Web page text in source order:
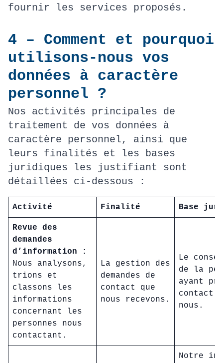
fournir les services proposés.
4 – Comment et pourquoi
utilisons-nous vos
données à caractère
personnel ?
Nos activités principales de
traitement de vos données à
caractère personnel, ainsi que
leurs finalités et les bases
juridiques les justifiant sont
détaillées ci-dessous :
Activité Finalité Base
Revue des
demandes
d’information :
Nous analysons,
trions et
classons les
informations
concernant les
personnes nous
contactant.
La gestion des
demandes de
contact que
nous recevons.
Le
de la
ayant
contact
nous.
Notre